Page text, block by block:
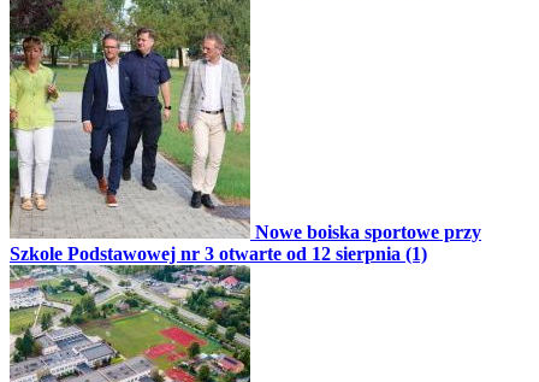
Nowe boiska sportowe przy
Szkole Podstawowej nr 3 otwarte od 12 sierpnia (1)